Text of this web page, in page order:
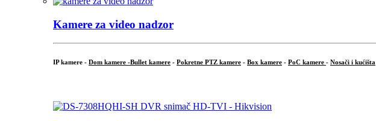
Kamere za video nadzor
IP kamere - Dom kamere -Bullet kamere - Pokretne PTZ kamere - Box kamere - PoC kamere - Nosači i kućišta